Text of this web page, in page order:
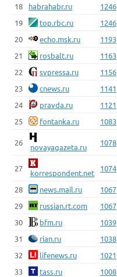
18
habrahabr.ru 1246
19
top.rbc.ru 1246
20
echo.msk.ru 1193
21
rosbalt.ru 1163
22
svpressa.ru 1156
23
cnews.ru 1141
24
pravda.ru 1121
25
fontanka.ru 1083
26 novayagazeta.ru 1078
27 korrespondent.net 1074
28 news.mail.ru 1067
29
russian.rt.com 1067
30
bfm.ru 1039
31
rian.ru 1038
32
lifenews.ru 1021
33
tass.ru 1008